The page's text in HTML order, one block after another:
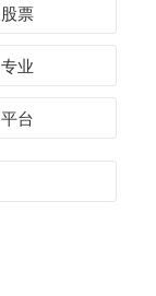
股票
专业
平台